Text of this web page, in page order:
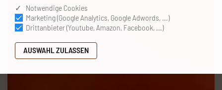
✓ Notwendige Cookies
Marketing (Google Analytics, Google Adwords, ...)
Drittanbieter (Youtube, Amazon, Facebook, ...)